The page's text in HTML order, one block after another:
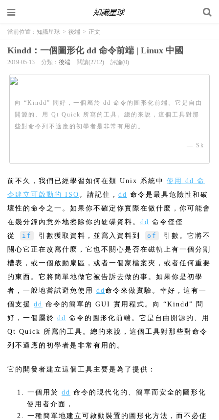
當前位置： 知識星球 > 後端 > 正文
Kindd：一個圖形化 dd 命令前端 | Linux 中國
2019-05-13 分類： 後端 閱讀(2712) 評論(0)
向 “Kindd” 問好，一個屬於 dd 命令的圖形化前端。它是自由
開源的、用 Qt Quick 所寫的工具。總的來說，這個工具對那
些對命令列不適應的初學者是非常有用的。
— Sk
前不久，我們已經學習如何在類 Unix 系統中 使用 dd 命
令建立可啟動的 ISO 。請記住， dd 命令是最具危險性和破
壞性的命令之一。如果你不確定你實際在做什麼，你可能會
在幾分鐘內意外地擦除你的硬碟資料。 dd 命令僅僅
從
if 引數獲取資料，並寫入資料到 of
引數。它將不
關心它正在改寫什麼，它也不關心是否在磁軌上有一個分割
槽表，或一個啟動扇區，或者一個家檔案夾，或者任何重要
的東西。它將簡單地做它被告訴去做的事。如果你是初學
者，一般地嘗試避免使用 dd命令來做實驗。幸好，這有一
個支援 dd 命令的簡單的 GUI 實用程式。向 “Kindd” 問
好，一個屬於 dd 命令的圖形化前端。它是自由開源的、用
Qt Quick 所寫的工具。總的來說，這個工具對那些對命令
列不適應的初學者是非常有用的。
它的開發者建立這個工具主要是為了提供：
1. 一個用於 dd 命令的現代化的、簡單而安全的圖形化
使用者介面，
2. 一種簡單地建立可啟動裝置的圖形化方法，而不必使